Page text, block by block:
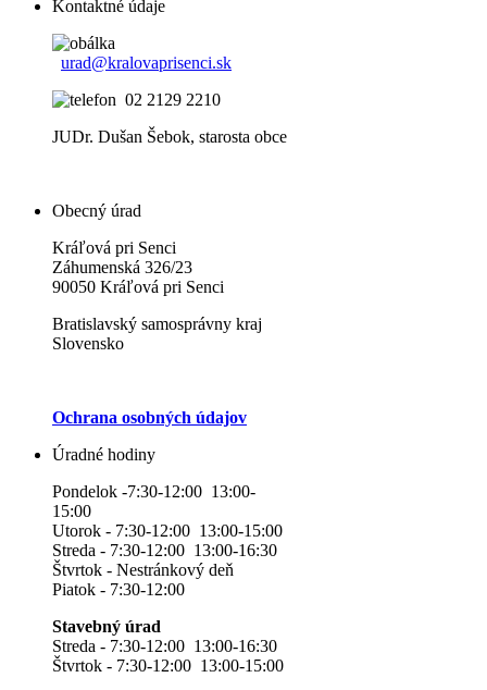
Kontaktné údaje
urad@kralovaprisenci.sk
02 2129 2210
JUDr. Dušan Šebok, starosta obce
Obecný úrad
Kráľová pri Senci
Záhumenská 326/23
90050 Kráľová pri Senci
Bratislavský samosprávny kraj
Slovensko
Ochrana osobných údajov
Úradné hodiny
Pondelok -7:30-12:00 13:00-
15:00
Utorok - 7:30-12:00 13:00-15:00
Streda - 7:30-12:00 13:00-16:30
Štvrtok - Nestránkový deň
Piatok - 7:30-12:00
Stavebný úrad
Streda - 7:30-12:00 13:00-16:30
Štvrtok - 7:30-12:00 13:00-15:00